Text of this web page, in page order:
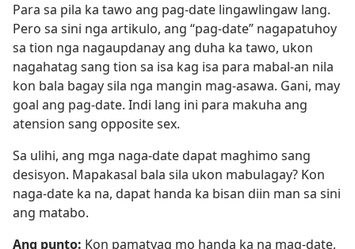
Para sa pila ka tawo ang pag-date lingawlingaw lang.
Pero sa sini nga artikulo, ang “pag-date” nagapatuhoy
sa tion nga nagaupdanay ang duha ka tawo, ukon
nagahatag sang tion sa isa kag isa para mabal-an nila
kon bala bagay sila nga mangin mag-asawa. Gani, may
goal ang pag-date. Indi lang ini para makuha ang
atension sang opposite sex.
Sa ulihi, ang mga naga-date dapat maghimo sang
desisyon. Mapakasal bala sila ukon mabulagay? Kon
naga-date ka na, dapat handa ka bisan diin man sa sini
ang matabo.
Ang punto: Kon pamatyag mo handa ka na mag-date,